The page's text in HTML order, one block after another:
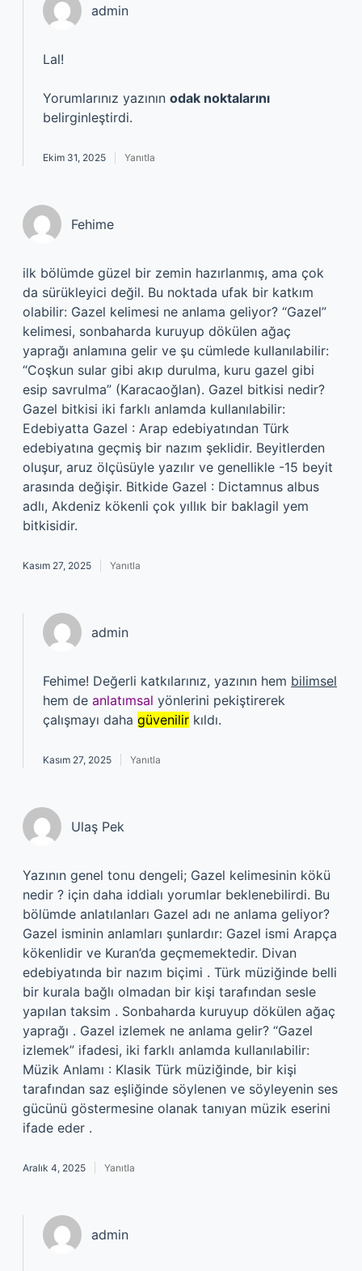
admin
Lal!
Yorumlarınız yazının odak noktalarını
belirginleştirdi.
Ekim 31, 2025 Yanıtla
Fehime
ilk bölümde güzel bir zemin hazırlanmış, ama çok
da sürükleyici değil. Bu noktada ufak bir katkım
olabilir: Gazel kelimesi ne anlama geliyor? “Gazel”
kelimesi, sonbaharda kuruyup dökülen ağaç
yaprağı anlamına gelir ve şu cümlede kullanılabilir:
“Coşkun sular gibi akıp durulma, kuru gazel gibi
esip savrulma” (Karacaoğlan). Gazel bitkisi nedir?
Gazel bitkisi iki farklı anlamda kullanılabilir:
Edebiyatta Gazel : Arap edebiyatından Türk
edebiyatına geçmiş bir nazım şeklidir. Beyitlerden
oluşur, aruz ölçüsüyle yazılır ve genellikle -15 beyit
arasında değişir. Bitkide Gazel : Dictamnus albus
adlı, Akdeniz kökenli çok yıllık bir baklagil yem
bitkisidir.
Kasım 27, 2025 Yanıtla
admin
Fehime! Değerli katkılarınız, yazının hem bilimsel
hem de anlatımsal yönlerini pekiştirerek
çalışmayı daha güvenilir kıldı.
Kasım 27, 2025 Yanıtla
Ulaş Pek
Yazının genel tonu dengeli; Gazel kelimesinin kökü
nedir ? için daha iddialı yorumlar beklenebilirdi. Bu
bölümde anlatılanları Gazel adı ne anlama geliyor?
Gazel isminin anlamları şunlardır: Gazel ismi Arapça
kökenlidir ve Kuran’da geçmemektedir. Divan
edebiyatında bir nazım biçimi . Türk müziğinde belli
bir kurala bağlı olmadan bir kişi tarafından sesle
yapılan taksim . Sonbaharda kuruyup dökülen ağaç
yaprağı . Gazel izlemek ne anlama gelir? “Gazel
izlemek” ifadesi, iki farklı anlamda kullanılabilir:
Müzik Anlamı : Klasik Türk müziğinde, bir kişi
tarafından saz eşliğinde söylenen ve söyleyenin ses
gücünü göstermesine olanak tanıyan müzik eserini
ifade eder .
Aralık 4, 2025 Yanıtla
admin